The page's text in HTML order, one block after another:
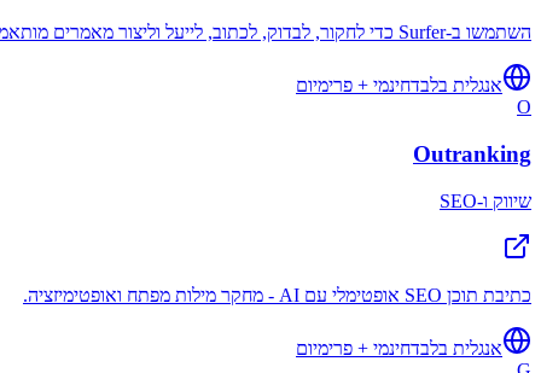
השתמשו ב-Surfer כדי לחקור, לבדוק, לכתוב, לייעל וליצור מאמרים מותאמים לקידום אתרים (SEO) תוך 20 דקות. כל מה שאתם צריכים כדי ליצור אסטרטגיית תוכן מקיפה שמניבה תוצאות אמיתיות...
אנגלית בלבדחינמי + פרימיום
O
Outranking
שיווק ו-SEO
כתיבת תוכן SEO אופטימלי עם AI - מחקר מילות מפתח ואופטימיזציה.
אנגלית בלבדחינמי + פרימיום